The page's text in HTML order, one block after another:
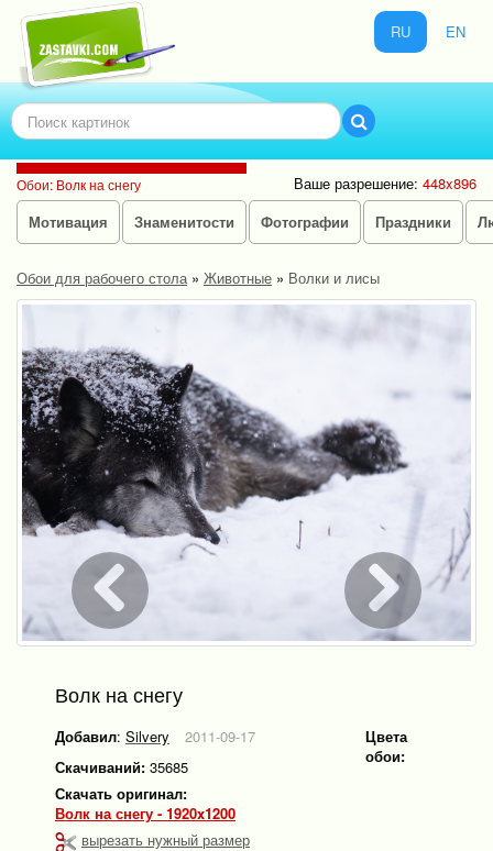
RU EN
Обои: Волк на снегу Ваше разрешение: 448x896
Мотивация
Знаменитости Фотографии Праздники
Обои для рабочего стола» Животные » Волки и лисы
Волк на снегу
Добавил: Silvery
2011-09-17
Скачиваний: 35685
Скачать оригинал:
Волк на снегу - 1920x1200
вырезать нужный размер
Цвета
обои: